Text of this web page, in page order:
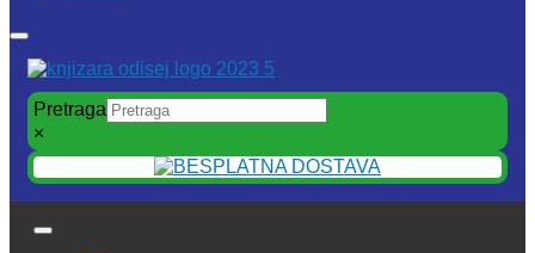
Pretraga
×